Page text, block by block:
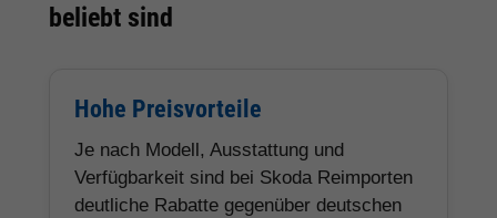
beliebt sind
Hohe Preisvorteile
Je nach Modell, Ausstattung und
Verfügbarkeit sind bei Skoda Reimporten
deutliche Rabatte gegenüber deutschen